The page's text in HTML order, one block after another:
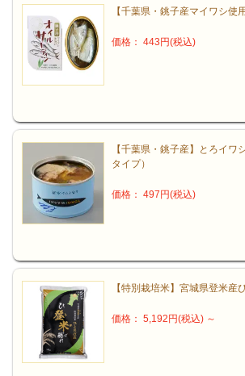
ぼすべてを国内で賄える数少ない食べ
もかかわらず、お米の消費量は40年前
少。米価の下落も激しく、米づくりで
ない農家が、作付けを諦めたり田んぼ
います。耕作放棄地は5年間で約２倍に
れた田んぼはたちまち雑草が繁茂し、
ってしまいます。ひいては荒れた土地
活環境の悪化を招き、日本の風土や文
ジを与えかねません。
近年の日本の米づくりの主流は、でき
でたくさんの収量をあげようとする効
や化学肥料をたくさん使った田んぼは
念ながら「いのちを育む」という環境
に感じます。
【千葉県・銚子産マイワシ使
価格： 443円(税込)
【千葉県・銚子産】とろイワ
タイプ）
価格： 497円(税込)
【特別栽培米】宮城県登米産
価格： 5,192円(税込) ～